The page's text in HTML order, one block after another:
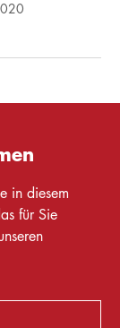
in diesem
für Sie